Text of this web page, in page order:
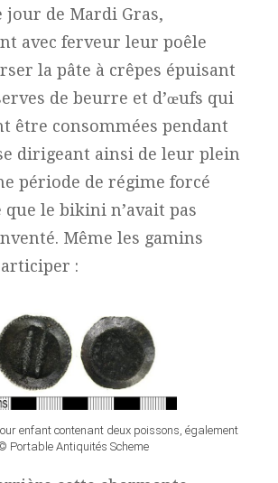
jour de Mardi Gras,
avec ferveur leur poêle
la pâte à crêpes épuisant
de beurre et d’œufs qui
être consommées pendant
dirigeant ainsi de leur plein
période de régime forcé
le bikini n’avait pas
Même les gamins
:
enfant contenant deux poissons, également
Portable Antiquités Scheme